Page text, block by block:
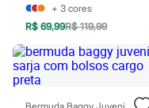
Beleza
Kits
Perfumes árabes
Novidades
Cabelos
Condicionador
Escovas e Pentes
+ 3 cores
R$ 69,99R$ 119,99